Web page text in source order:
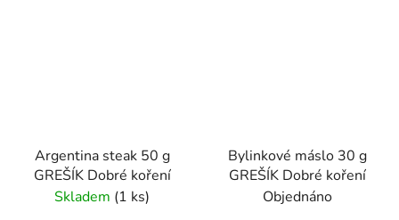
Argentina steak 50 g
GREŠÍK Dobré koření
Skladem (1 ks)
Bylinkové máslo 30 g
GREŠÍK Dobré koření
Objednáno